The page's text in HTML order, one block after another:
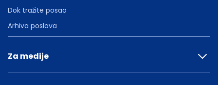
Dok tražite posao
Arhiva poslova
Za medije